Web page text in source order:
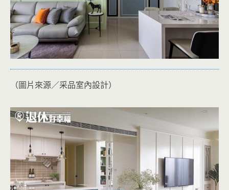
（圖片來源／采品室內設計）